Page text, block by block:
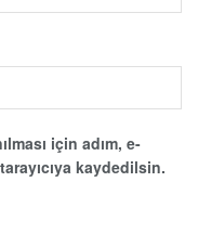
için adım, e-
kaydedilsin.